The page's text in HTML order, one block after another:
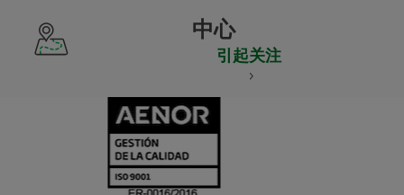
中心
引起关注